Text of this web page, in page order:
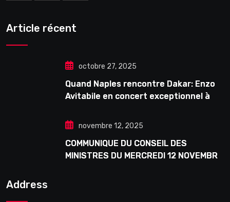
Article récent
octobre 27, 2025
Quand Naples rencontre Dakar: Enzo
Avitabile en concert exceptionnel à
novembre 12, 2025
COMMUNIQUE DU CONSEIL DES
MINISTRES DU MERCREDI 12 NOVEMBRE
Address